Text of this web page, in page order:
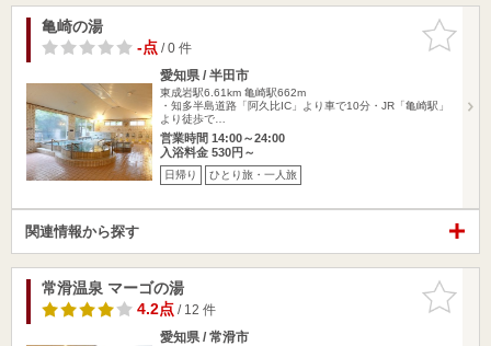
お気に入
りに追加
亀崎の湯
-点/ 0 件
愛知県 / 半田市
東成岩駅6.61km 亀崎駅662m
・知多半島道路「阿久比IC」より車で10分・JR「亀崎駅」
より徒歩で…
営業時間 14:00～24:00
入浴料金 530円～
日帰り ひとり旅・一人旅
関連情報から探す
お気に入
りに追加
常滑温泉 マーゴの湯
4.2点/ 12 件
愛知県 / 常滑市